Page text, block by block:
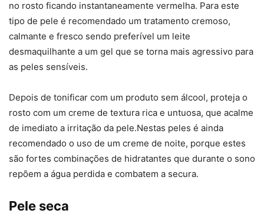
no rosto ficando instantaneamente vermelha. Para este
tipo de pele é recomendado um tratamento cremoso,
calmante e fresco sendo preferível um leite
desmaquilhante a um gel que se torna mais agressivo para
as peles sensíveis.
Depois de tonificar com um produto sem álcool, proteja o
rosto com um creme de textura rica e untuosa, que acalme
de imediato a irritação da pele.Nestas peles é ainda
recomendado o uso de um creme de noite, porque estes
são fortes combinações de hidratantes que durante o sono
repõem a água perdida e combatem a secura.
Pele seca